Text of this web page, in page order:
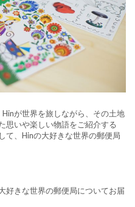
が世界を旅しながら、その土地
思いや楽しい物語をご紹介する
て、Hinの大好きな世界の郵便局
好きな世界の郵便局についてお届